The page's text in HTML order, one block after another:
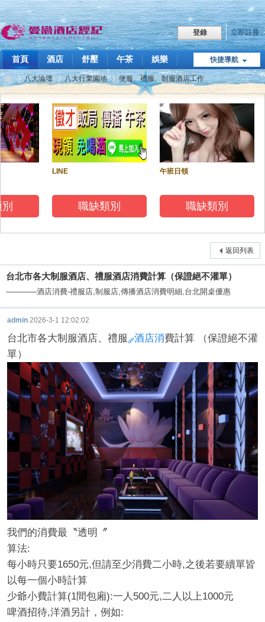
登錄 立即註冊
快捷導航
首頁 酒店 舒壓 午茶
娛樂
職缺
點我LINE 飯局傳播 技巧教學 關於我們
愛
店
經
»
八大論壇
›
八大行業園地
›
便服、禮服、制服酒店工作
LINE
職缺類別
午班日領
職缺類別
返回列表
台北市各大制服酒店、禮服酒店消費計算（保證絕不灌單）
————酒店消費-禮服店,制服店,傳播酒店消費明細,台北開桌優惠
admin 2026-3-1 12:02:02
台北市各大制服酒店、禮服 酒店消費計算 （保證絕不灌
單）
我們的消費最〝透明〞
算法:
每小時只要1650元,但請至少消費二小時,之後若要續單皆
以每一個小時計算
少爺小費計算(1間包廂):一人500元,二人以上1000元
啤酒招待,洋酒另計，例如: